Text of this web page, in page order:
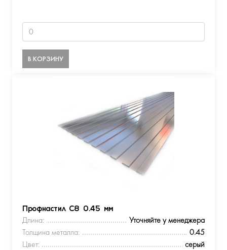
В КОРЗИНУ
Профнастил С8 0.45 мм
Длина:
Уточняйте у менеджера
Толщина металла:
0.45
Цвет:
серый